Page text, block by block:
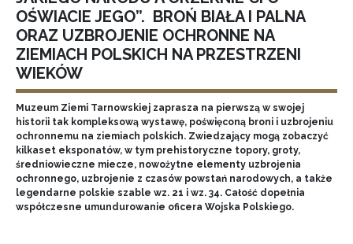
OŚWIACIE JEGO”. BROŃ BIAŁA I PALNA
ORAZ UZBROJENIE OCHRONNE NA
ZIEMIACH POLSKICH NA PRZESTRZENI
WIEKÓW
Muzeum Ziemi Tarnowskiej zaprasza na pierwszą w swojej
historii tak kompleksową wystawę, poświęconą broni i uzbrojeniu
ochronnemu na ziemiach polskich. Zwiedzający mogą zobaczyć
kilkaset eksponatów, w tym prehistoryczne topory, groty,
średniowieczne miecze, nowożytne elementy uzbrojenia
ochronnego, uzbrojenie z czasów powstań narodowych, a także
legendarne polskie szable wz. 21 i wz. 34. Całość dopełnia
współczesne umundurowanie oficera Wojska Polskiego.